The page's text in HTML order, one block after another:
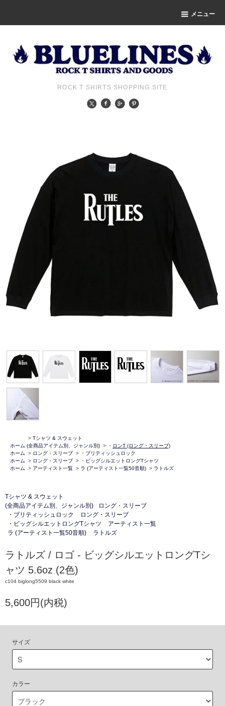
メニュー
ROCK T SHIRTS SHOPPING SITE
ホーム
> Tシャツ & スウェット
(全商品アイテム別、ジャンル別) > ・ ロンT (ロング・スリーブ)
ホーム
> ロング・スリーブ >
・ブリティッシュロック
ホーム
> ロング・スリーブ >
・ビッグシルエットロングTシャツ
ホーム
> アーティスト一覧 > ラ (アーティスト一覧50音順) > ラトルズ
Tシャツ & スウェット
(全商品アイテム別、ジャンル別)
ロング・スリーブ
・ブリティッシュロック
ロング・スリーブ
・ビッグシルエットロングTシャツ
アーティスト一覧
ラ (アーティスト一覧50音順)
ラトルズ
ラトルズ / ロゴ - ビッグシルエットロングTシ
ャツ 5.6oz (2色)
c104 biglong5509 black white
5,600円(内税)
サイズ
カラー